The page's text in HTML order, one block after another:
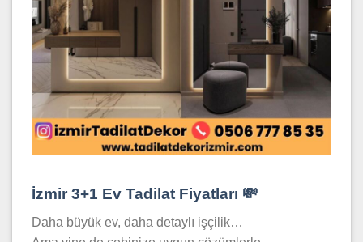
İzmir 3+1 Ev Tadilat Fiyatları 💸
Daha büyük ev, daha detaylı işçilik…